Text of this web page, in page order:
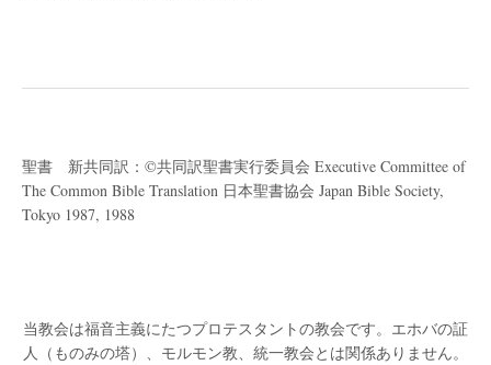
聖書 新共同訳：©共同訳聖書実行委員会 Executive Committee of
The Common Bible Translation 日本聖書協会 Japan Bible Society,
Tokyo 1987, 1988
当教会は福音主義にたつプロテスタントの教会です。 エホバの証
人（ものみの塔）、モルモン教、統一教会とは関係ありません。